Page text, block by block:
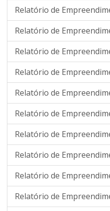
Relatório de
Relatório de
Relatório de
Relatório de
Relatório de
Relatório de
Relatório de
Relatório de
Relatório de
Relatório de